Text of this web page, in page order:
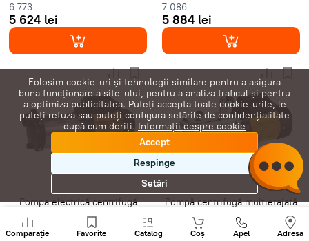
6 773
5 624 lei
7 086
5 884 lei
Pompa electrică centrifugă
ASPRI 15 5M
7 372
Pompă centrifugă multietajată
de suprafață ESPA TECNO 14
4M
Comparație Favorite Catalog Coș Apel Adresa
Sunați
+
Folosim cookie-uri și tehnologii similare pentru a asigura
buna funcționare a site-ului, pentru a analiza traficul și pentru
a optimiza publicitatea. Puteți accepta toate cookie-urile, le
puteți refuza sau puteți configura setările de confidențialitate
după cum doriți. Informații despre cookie
Accept
Respinge
Setări